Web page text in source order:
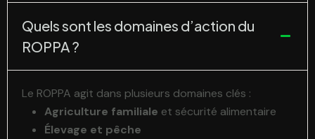
Quels sont les domaines d’action du
ROPPA ?
Le ROPPA agit dans plusieurs domaines clés :
Agriculture familiale et sécurité alimentaire
Élevage et pêche